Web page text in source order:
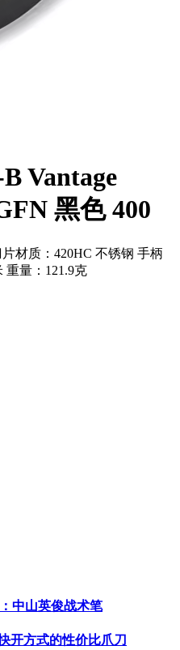
Vantage
黑色 400
材质：420HC 不锈钢 手柄
重量：121.9克
中山英俊战术笔
开方式的性价比爪刀